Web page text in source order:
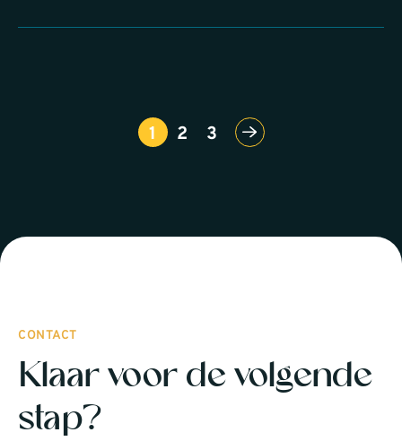
1 2 3
CONTACT
Klaar voor de volgende
stap?